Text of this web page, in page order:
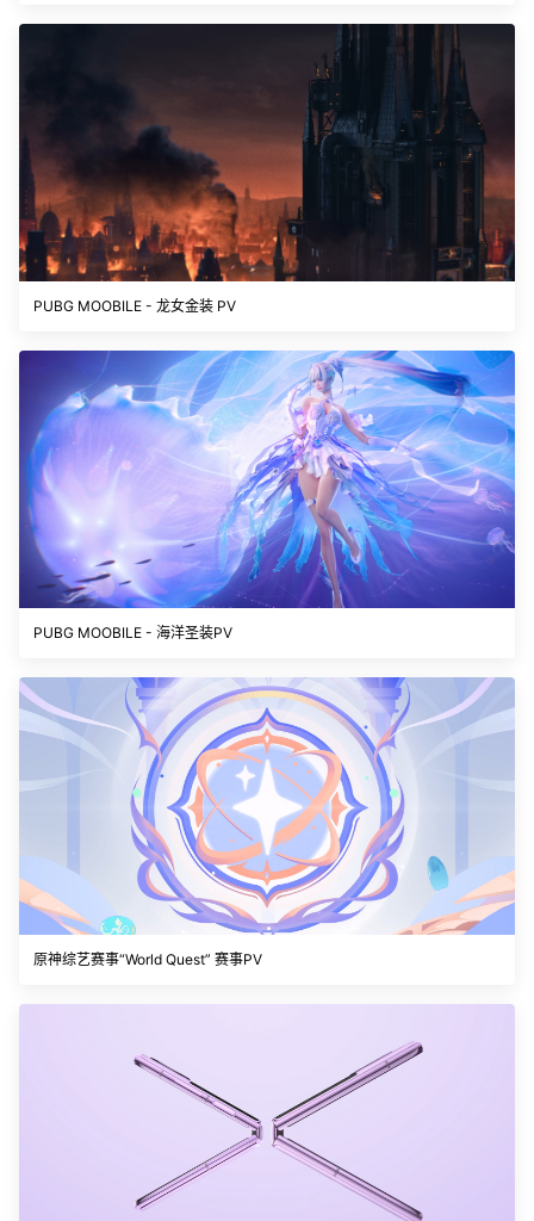
PUBG MOOBILE - 龙女金装 PV
PUBG MOOBILE - 海洋圣装PV
原神综艺赛事“World Quest” 赛事PV